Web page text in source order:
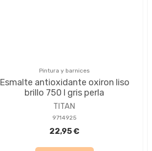
Pintura y barnices
Esmalte antioxidante oxiron liso
brillo 750 l gris perla
TITAN
9714925
22,95 €